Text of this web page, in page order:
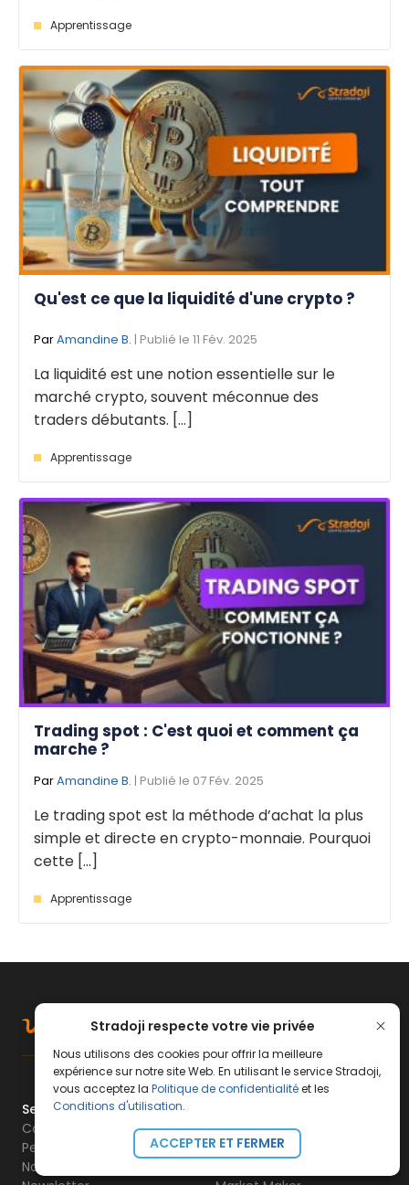
Stradoji respecte votre vie privée
Nous utilisons des cookies pour offrir la meilleure
expérience sur notre site Web. En utilisant le service Stradoji,
vous acceptez la Politique de confidentialitéet les
Conditions d'utilisation.
ACCEPTER ET FERMER
Apprentissage
Qu'est ce que la liquidité d'une crypto ?
ParAmandine B. | Publié le 11 Fév. 2025
La liquidité est une notion essentielle sur le
marché crypto, souvent méconnue des
traders débutants. [...]
Apprentissage
Trading spot : C'est quoi et comment ça
marche ?
ParAmandine B. | Publié le 07 Fév. 2025
Le trading spot est la méthode d’achat la plus
simple et directe en crypto-monnaie. Pourquoi
cette [...]
Apprentissage
Services Stradoji
Comment ça marche ?
Performances
Notre Histoire
Starter Trading
Crypto Rider